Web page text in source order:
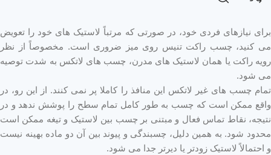
برای نیازهای فردی خود، در صورتی که مرتباً لاستیک های خود را تعویض
می کنید، چسب راکت تنیس روی میز ضروری است. مخصوصاً از نظر
رویه راکت یا همان لاستیک های مدرن، چسب های لاتکس به شدت توصیه
می شود.
تمام چسب های غیر لاتکس این منافذ را کاملا پر نمی کنند. از این رو، در
واقع ممکن است که چسب به طور کامل تمام سطح را پوشش ندهد و در
نتیجه، نقاط تماس فعال و مبتنی بر چسب بین لاستیک و تیغه ممکن است
محدود شود. به همین دلیل، چسبندگی و پیوند بین آن دو ماده بهینه نیست
و احتمالاً لاستیک زودتر یا دیرتر جدا می شود.